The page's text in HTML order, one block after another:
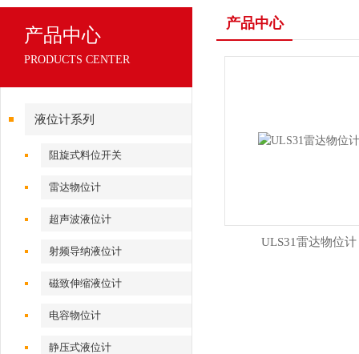
产品中心
PRODUCTS CENTER
液位计系列
阻旋式料位开关
雷达物位计
超声波液位计
射频导纳液位计
磁致伸缩液位计
电容物位计
静压式液位计
产品中心
ULS31雷达物位计